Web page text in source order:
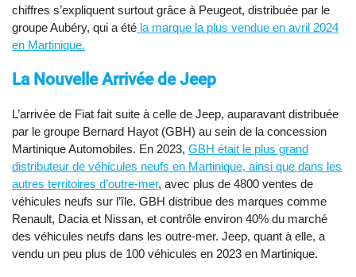
chiffres s’expliquent surtout grâce à Peugeot, distribuée par le
groupe Aubéry, qui a été la marque la plus vendue en avril 2024
en Martinique.
La Nouvelle Arrivée de Jeep
L’arrivée de Fiat fait suite à celle de Jeep, auparavant distribuée
par le groupe Bernard Hayot (GBH) au sein de la concession
Martinique Automobiles. En 2023, GBH était le plus grand
distributeur de véhicules neufs en Martinique, ainsi que dans les
autres territoires d’outre-mer, avec plus de 4800 ventes de
véhicules neufs sur l’île. GBH distribue des marques comme
Renault, Dacia et Nissan, et contrôle environ 40% du marché
des véhicules neufs dans les outre-mer. Jeep, quant à elle, a
vendu un peu plus de 100 véhicules en 2023 en Martinique.